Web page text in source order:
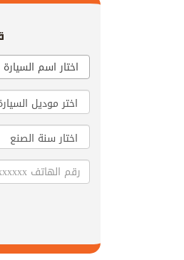
اختار اسم السيارة